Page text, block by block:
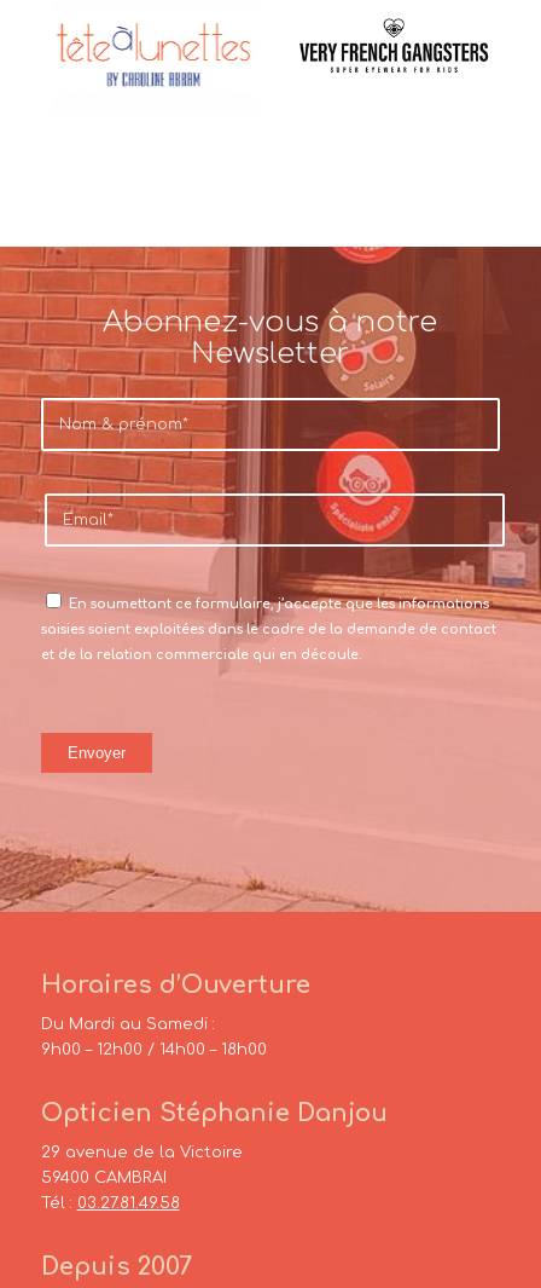
Abonnez-vous à notre
Newsletter
En soumettant ce formulaire, j’accepte que les informations
saisies soient exploitées dans le cadre de la demande de contact
et de la relation commerciale qui en découle.
Horaires d’Ouverture
Du Mardi au Samedi :
9h00 – 12h00 / 14h00 – 18h00
Opticien Stéphanie Danjou
29 avenue de la Victoire
59400 CAMBRAI
Tél : 03.27.81.49.58
Depuis 2007